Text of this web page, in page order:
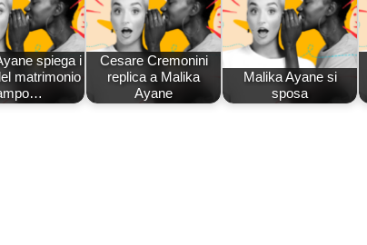
spiega i
matrimonio
Cesare Cremonini
replica a Malika
Ayane
Malika Ayane si
sposa